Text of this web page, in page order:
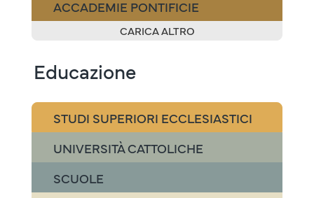
ACCADEMIE PONTIFICIE
CARICA ALTRO
Educazione
STUDI SUPERIORI ECCLESIASTICI
UNIVERSITÀ CATTOLICHE
SCUOLE